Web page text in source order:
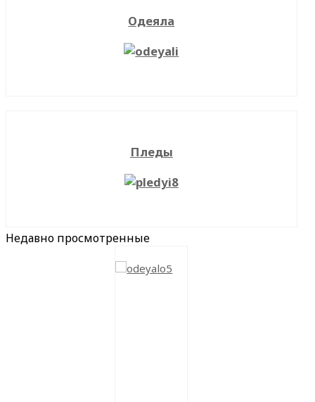
Одеяла
Пледы
Недавно просмотренные